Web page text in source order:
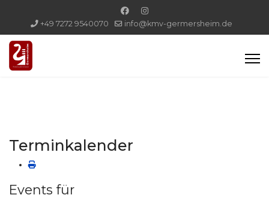
+49 7272 9540070 info@kmv-germersheim.de
Terminkalender
Events für